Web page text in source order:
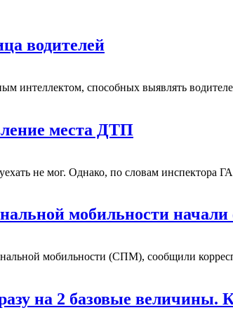
водителей
интеллектом, способных выявлять
места ДТП
не мог. Однако, по словам инспектора
мобильности
мобильности (СПМ), сообщили
на 2 базовые величины.